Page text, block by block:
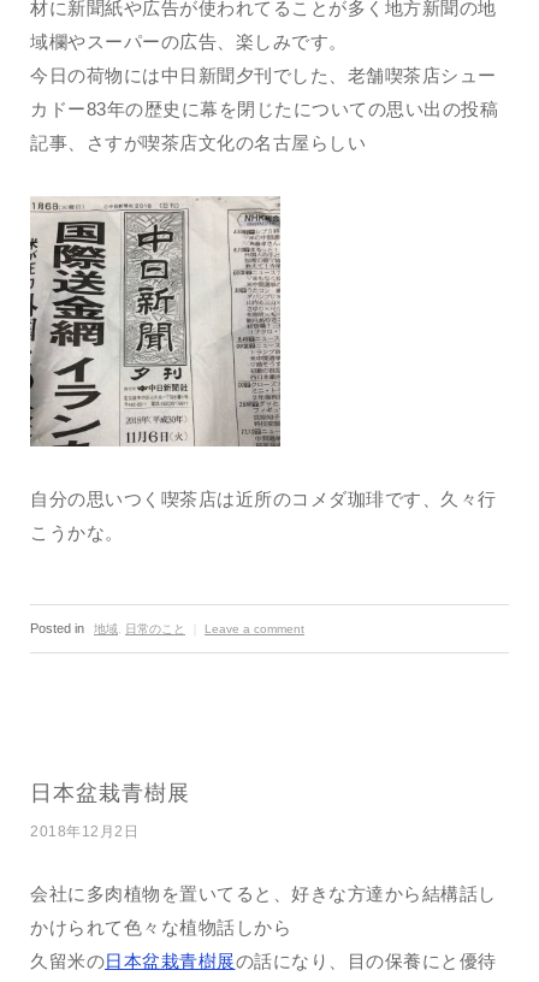
材に新聞紙や広告が使われてることが多く地方新聞の地
域欄やスーパーの広告、楽しみです。
今日の荷物には中日新聞夕刊でした、老舗喫茶店シュー
カドー83年の歴史に幕を閉じたについての思い出の投稿
記事、さすが喫茶店文化の名古屋らしい
自分の思いつく喫茶店は近所のコメダ珈琲です、久々行
こうかな。
Posted in 地域 日常のこと Leave a comment
日本盆栽青樹展
2018年12月2日
会社に多肉植物を置いてると、好きな方達から結構話し
かけられて色々な植物話しから
久留米の日本盆栽青樹展の話になり、目の保養にと優待